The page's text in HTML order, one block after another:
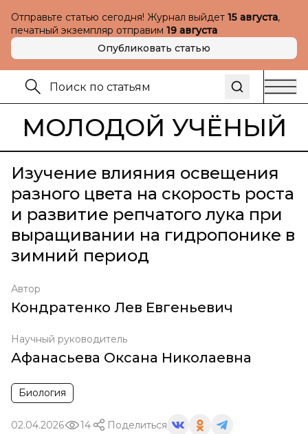
Отправьте статью сегодня! Журнал выйдет 15 августа,
печатный экземпляр отправим 19 августа
Опубликовать статью
МОЛОДОЙ УЧЁНЫЙ
Изучение влияния освещения
разного цвета на скорость роста
и развитие репчатого лука при
выращивании на гидропонике в
зимний период
Автор
Кондратенко Лев Евгеньевич
Научный руководитель
Афанасьева Оксана Николаевна
Биология
02.04.2026 14 Поделиться